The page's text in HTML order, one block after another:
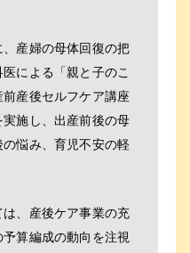
、産婦の母体回復の把
による「親と子のこ
産後セルフケア講座
施し、出産前後の母
悩み、育児不安の軽
、産後ケア事業の充
算編成の動向を注視